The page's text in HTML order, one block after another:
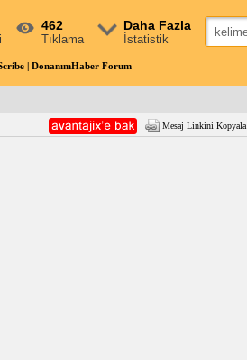
462
Tıklama
Daha Fazla
İstatistik
| DonanımHaber Forum
Mesaj Linkini Kopyala